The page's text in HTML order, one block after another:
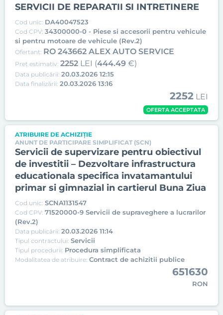
SERVICII DE REPARATII SI INTRETINERE
Cod unic: DA40047523
Cod CPV: 34300000-0 - Piese si accesorii pentru vehicule
si pentru motoare de vehicule (Rev.2)
Ofertant: RO 243662 ALEX AUTO SERVICE
Preț estimativ: 2252 LEI (444.49 €)
Data publicării: 20.03.2026 12:15
Data finalizării: 20.03.2026 13:16
2252 LEI
OFERTA ACCEPTATA
ATRIBUIRE DE ACHIZIȚIE
ANUNT DE PARTICIPARE SIMPLIFICAT (SCN)
Servicii de supervizare pentru obiectivul
de investitii – Dezvoltare infrastructura
educationala specifica invatamantului
primar si gimnazial in cartierul Buna Ziua
Cod unic: SCNA1131547
Cod CPV: 71520000-9 Servicii de supraveghere a lucrarilor
(Rev.2)
Data publicării: 20.03.2026 11:14
Tipul contractului: Servicii
Tipul procedurii: Procedura simplificata
Modalitatea de atribuire: Contract de achizitii publice
651630
RON